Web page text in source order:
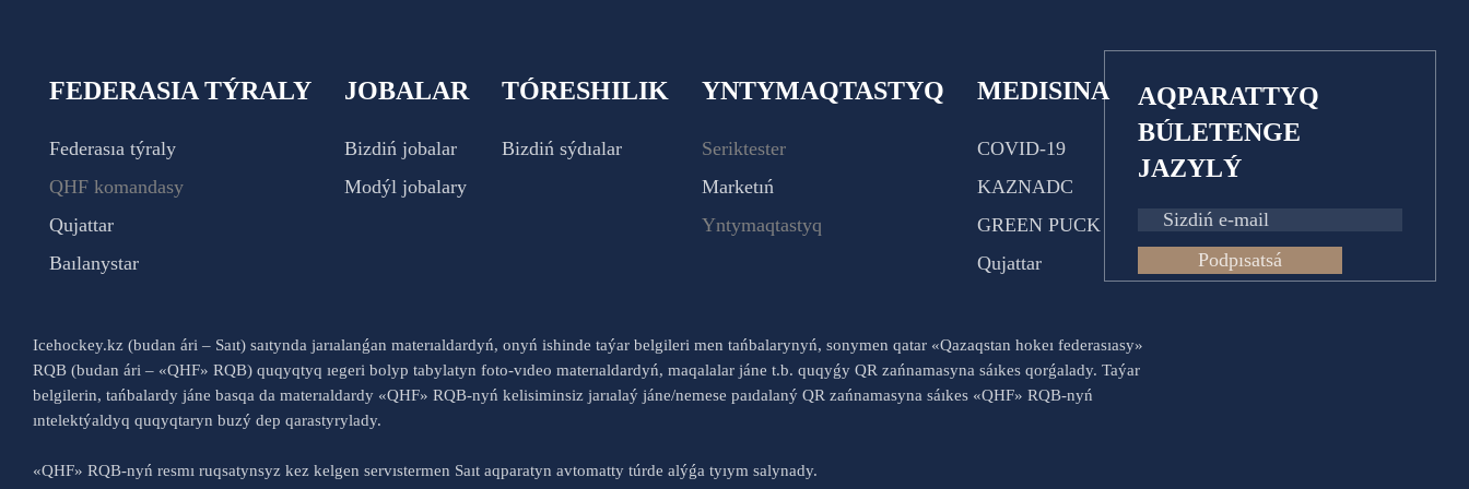
FEDERASIA TÝRALY
Federasıa týraly
QHF komandasy
Qujattar
Baılanystar
JOBALAR
Bizdiń jobalar
Modýl jobalary
TÓRESHILIK
Bizdiń sýdıalar
YNTYMAQTASTYQ
Seriktester
Marketıń
Yntymaqtastyq
MEDISINA
COVID-19
KAZNADC
GREEN PUCK
Qujattar
AQPARATTYQ
BÚLETENGE
JAZYLÝ
Podpısatsá
Icehockey.kz (budan ári – Saıt) saıtynda jarıalanǵan materıaldardyń, onyń ishinde taýar belgileri men tańbalarynyń, sonymen qatar «Qazaqstan hokeı federasıasy»
RQB (budan ári – «QHF» RQB) quqyqtyq ıegeri bolyp tabylatyn foto-vıdeo materıaldardyń, maqalalar jáne t.b. quqyǵy QR zańnamasyna sáıkes qorǵalady. Taýar
belgilerin, tańbalardy jáne basqa da materıaldardy «QHF» RQB-nyń kelisiminsiz jarıalaý jáne/nemese paıdalaný QR zańnamasyna sáıkes «QHF» RQB-nyń
ıntelektýaldyq quqyqtaryn buzý dep qarastyrylady.
«QHF» RQB-nyń resmı ruqsatynsyz kez kelgen servıstermen Saıt aqparatyn avtomatty túrde alýǵa tyıym salynady.